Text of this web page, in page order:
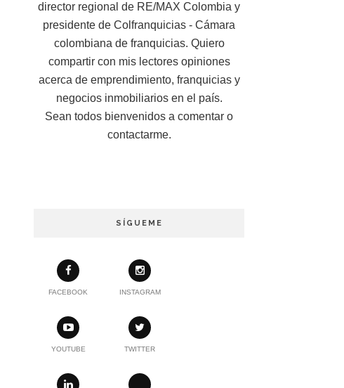
director regional de RE/MAX Colombia y
presidente de Colfranquicias - Cámara
colombiana de franquicias. Quiero
compartir con mis lectores opiniones
acerca de emprendimiento, franquicias y
negocios inmobiliarios en el país.
Sean todos bienvenidos a comentar o
contactarme.
SÍGUEME
FACEBOOK INSTAGRAM
YOUTUBE TWITTER